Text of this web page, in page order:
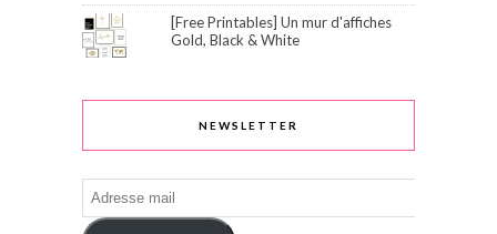
[Free Printables] Un mur d'affiches
Gold, Black & White
NEWSLETTER
Adresse
mail